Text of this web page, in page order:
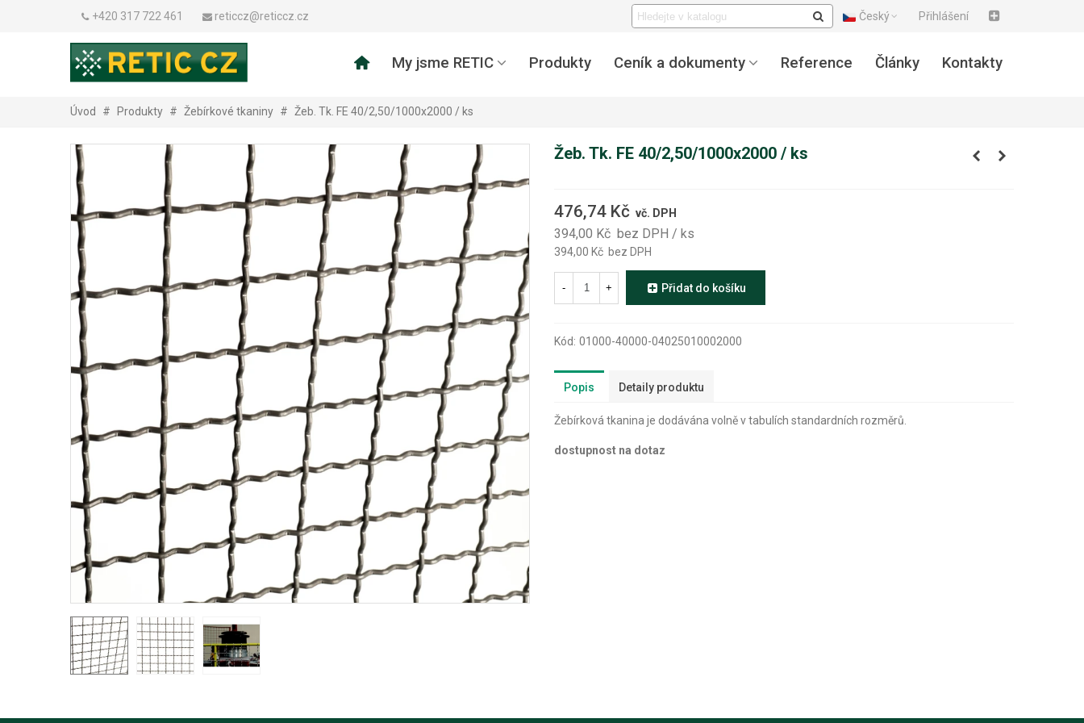
+420 317 722 461 reticcz@reticcz.cz Český Přihlášení
My jsme RETIC Produkty Ceník a dokumenty Reference Články Kontakty
Úvod # Produkty # Žebírkové tkaniny # Žeb. Tk. FE 40/2,50/1000x2000 / ks
Žeb. Tk. FE 40/2,50/1000x2000 / ks
476,74 Kč vč. DPH
394,00 Kč bez DPH / ks
394,00 Kč bez DPH
- + Přidat do košíku
Kód: 01000-40000-04025010002000
Popis Detaily produktu
Žebírková tkanina je dodávána volně v tabulích standardních rozměrů.
dostupnost na dotaz